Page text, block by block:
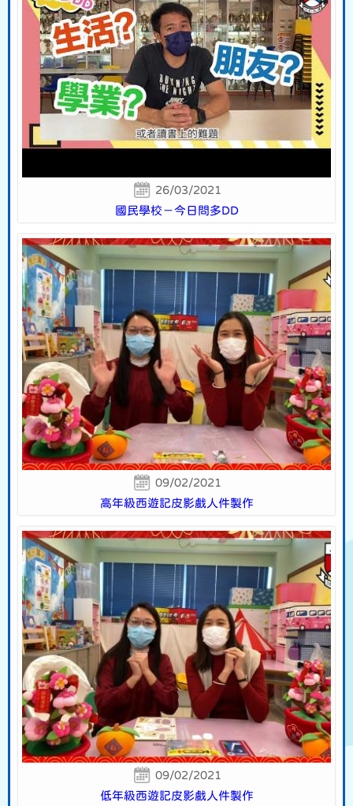
26/03/2021
國民學校－今日問多DD
09/02/2021
高年級西遊記皮影戲人件製作
09/02/2021
低年級西遊記皮影戲人件製作